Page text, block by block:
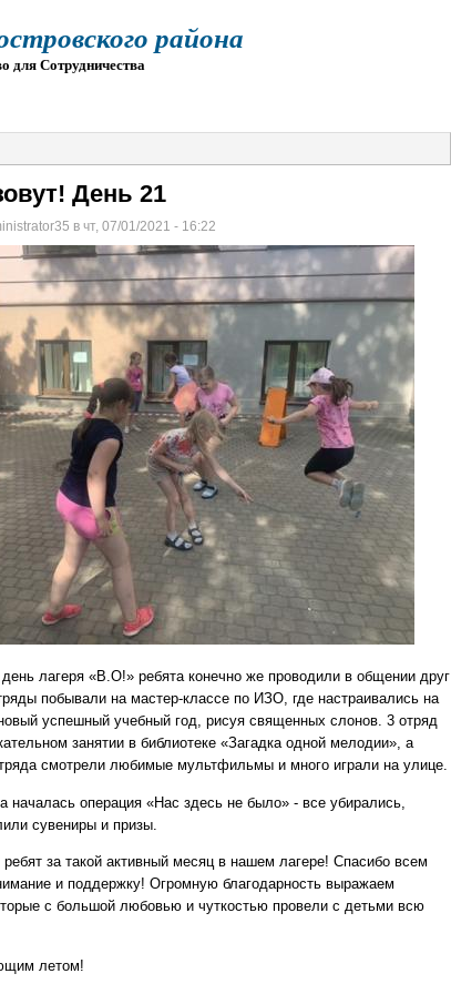
района
Сотрудничества
День 21
в чт, 07/01/2021 - 16:22
лагеря «В.О!» ребята конечно же проводили в общении друг
побывали на мастер-классе по ИЗО, где настраивались на
успешный учебный год, рисуя священных слонов. 3 отряд
занятии в библиотеке «Загадка одной мелодии», а
смотрели любимые мультфильмы и много играли на улице.
началась операция «Нас здесь не было» - все убирались,
сувениры и призы.
за такой активный месяц в нашем лагере! Спасибо всем
и поддержку! Огромную благодарность выражаем
с большой любовью и чуткостью провели с детьми всю
летом!